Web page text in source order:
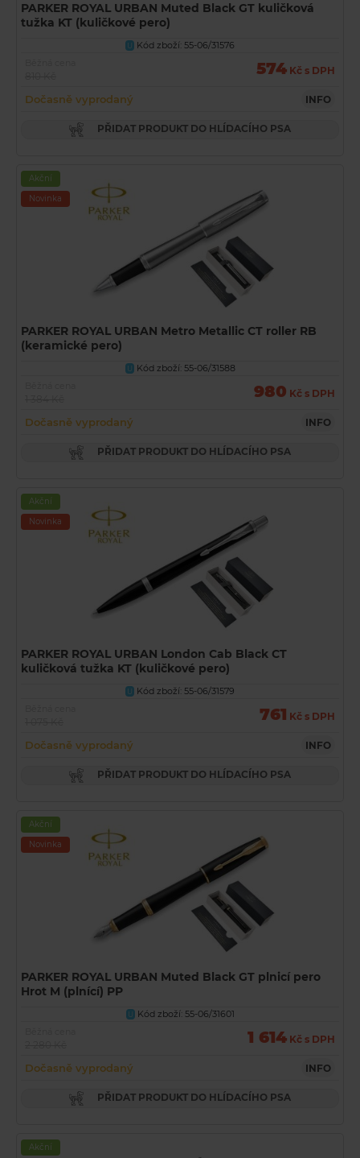
PARKER ROYAL URBAN Muted Black GT kuličková
tužka KT (kuličkové pero)
U
Kód zboží: 55-06/31576
574 Kč s DPH
Dočasně vyprodaný INFO
PŘIDAT PRODUKT DO HLÍDACÍHO PSA
Akční
Novinka
PARKER ROYAL URBAN Metro Metallic CT roller RB
(keramické pero)
U Kód zboží: 55-06/31588
980 Kč s DPH
Dočasně vyprodaný INFO
PŘIDAT PRODUKT DO HLÍDACÍHO PSA
Akční
Novinka
PARKER ROYAL URBAN London Cab Black CT
kuličková tužka KT (kuličkové pero)
U
Kód zboží: 55-06/31579
761 Kč s DPH
Dočasně vyprodaný INFO
PŘIDAT PRODUKT DO HLÍDACÍHO PSA
Akční
Novinka
PARKER ROYAL URBAN Muted Black GT plnicí pero
Hrot M (plnící) PP
U Kód zboží: 55-06/31601
1 614 Kč s DPH
Dočasně vyprodaný INFO
PŘIDAT PRODUKT DO HLÍDACÍHO PSA
Akční